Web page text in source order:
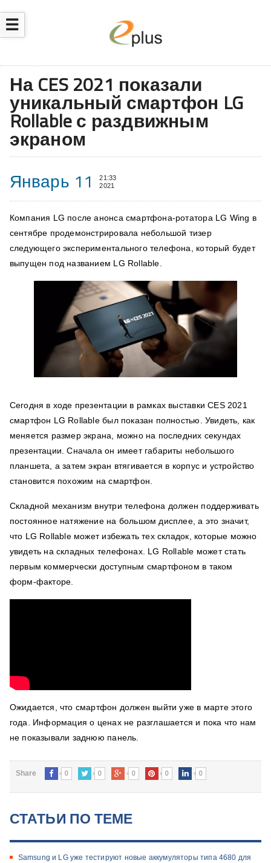
☰
На CES 2021 показали
уникальный смартфон LG
Rollable с раздвижным
экраном
Январь 11
21:33
2021
Компания LG после анонса смартфона-ротатора LG Wing в
сентябре продемонстрировала небольшой тизер
следующего экспериментального телефона, который будет
выпущен под названием LG Rollable.
Сегодня в ходе презентации в рамках выставки CES 2021
смартфон LG Rollable был показан полностью. Увидеть, как
меняется размер экрана, можно на последних секундах
презентации. Сначала он имеет габариты небольшого
планшета, а затем экран втягивается в корпус и устройство
становится похожим на смартфон.
Складной механизм внутри телефона должен поддерживать
постоянное натяжение на большом дисплее, а это значит,
что LG Rollable может избежать тех складок, которые можно
увидеть на складных телефонах. LG Rollable может стать
первым коммерчески доступным смартфоном в таком
форм-факторе.
Ожидается, что смартфон должен выйти уже в марте этого
года. Информация о ценах не разглашается и пока что нам
не показывали заднюю панель.
Share 0 0 0 0 0
СТАТЬИ ПО ТЕМЕ
Samsung и LG уже тестируют новые аккумуляторы типа 4680 для